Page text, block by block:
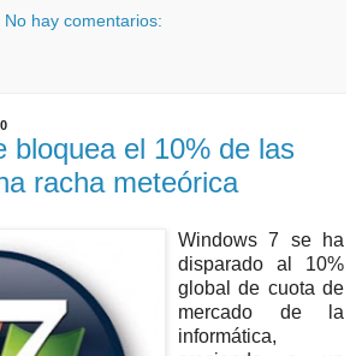
No hay comentarios:
bloquea el 10% de las
racha meteórica
Windows 7 se ha
disparado al 10%
global de cuota de
mercado de la
informática,